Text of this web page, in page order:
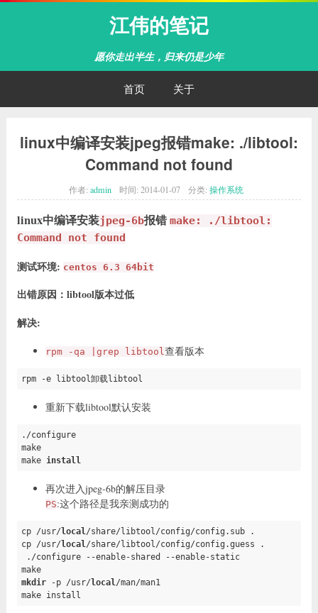
江伟的笔记
愿你走出半生，归来仍是少年
首页 关于
linux中编译安装jpeg报错make: ./libtool:
Command not found
作者: admin 时间: 2014-01-07 分类: 操作系统
linux中编译安装jpeg-6b报错 make: ./libtool:
Command not found
测试环境: centos 6.3 64bit
出错原因：libtool版本过低
解决:
rpm -qa |grep libtool 查看版本
rpm -e libtool卸载libtool
重新下载libtool默认安装
./configure
make
make install
再次进入jpeg-6b的解压目录
PS:这个路径是我亲测成功的
cp /usr/local /share/libtool/config/config.sub .
cp /usr/local /share/libtool/config/config.guess .
./configure --enable-shared --enable-static
make
mkdir -p /usr/local /man/man1
make install